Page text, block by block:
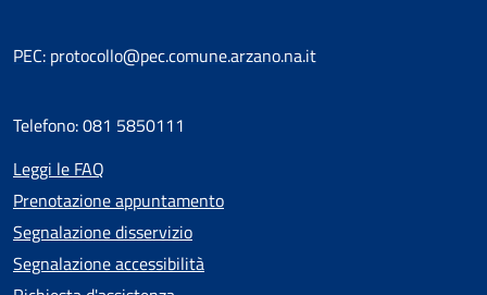
PEC: protocollo@pec.comune.arzano.na.it
Telefono: 081 5850111
Leggi le FAQ
Prenotazione appuntamento
Segnalazione disservizio
Segnalazione accessibilità